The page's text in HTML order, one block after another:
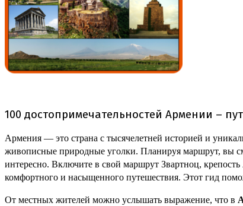
100 достопримечательностей Армении –
Армения — это страна с тысячелетней историей и
живописные природные уголки. Планируя маршрут, вы
интересно. Включите в свой маршрут Звартноц,
комфортного и насыщенного путешествия. Этот гид
От местных жителей можно услышать выражение, что в